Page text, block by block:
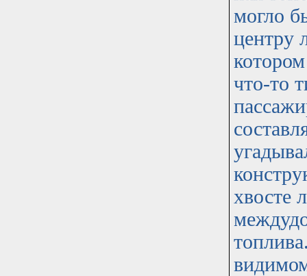
могло
центру
что-то
хвосте